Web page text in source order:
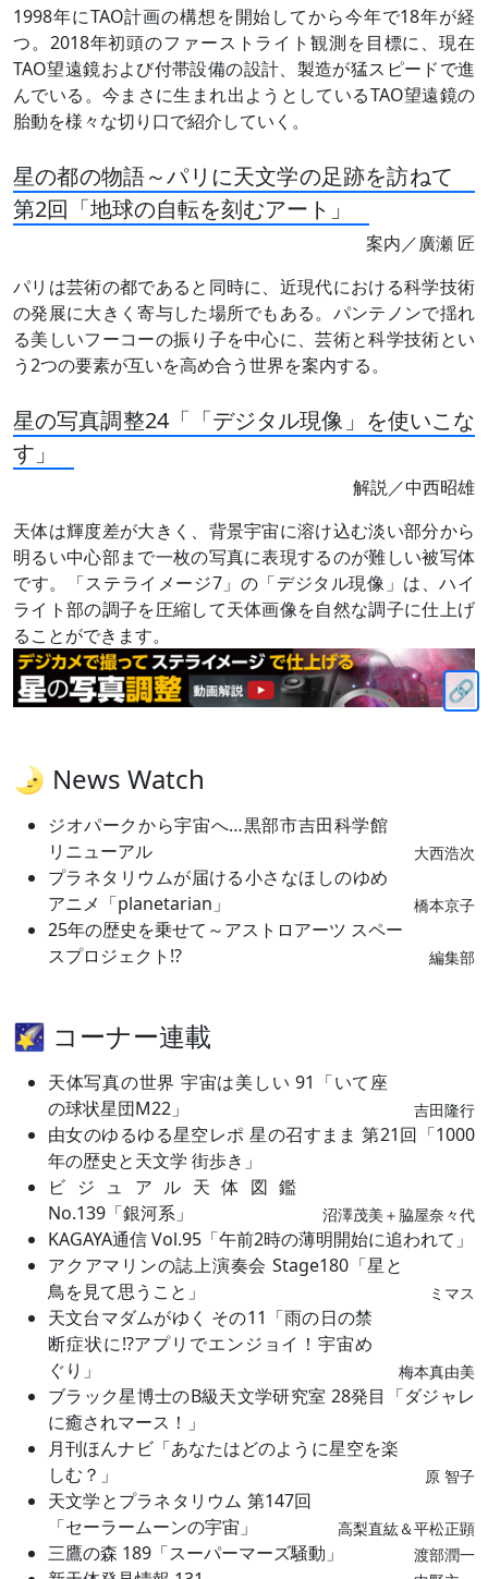
1998年にTAO計画の構想を開始してから今年で18年が経
つ。2018年初頭のファーストライト観測を目標に、現在
TAO望遠鏡および付帯設備の設計、製造が猛スピードで進
んでいる。今まさに生まれ出ようとしているTAO望遠鏡の
胎動を様々な切り口で紹介していく。
星の都の物語～パリに天文学の足跡を訪ねて
第2回「地球の自転を刻むアート」
案内／廣瀬 匠
パリは芸術の都であると同時に、近現代における科学技術
の発展に大きく寄与した場所でもある。パンテノンで揺れ
る美しいフーコーの振り子を中心に、芸術と科学技術とい
う2つの要素が互いを高め合う世界を案内する。
星の写真調整24「「デジタル現像」を使いこな
す」
解説／中西昭雄
天体は輝度差が大きく、背景宇宙に溶け込む淡い部分から
明るい中心部まで一枚の写真に表現するのが難しい被写体
です。「ステライメージ7」の「デジタル現像」は、ハイ
ライト部の調子を圧縮して天体画像を自然な調子に仕上げ
ることができます。
🌛 News Watch
ジオパークから宇宙へ…黒部市吉田科学館
リニューアル
大西浩次
プラネタリウムが届ける小さなほしのゆめ
アニメ「planetarian」
橋本京子
25年の歴史を乗せて～アストロアーツ スペー
スプロジェクト⁉
編集部
🌠 コーナー連載
天体写真の世界 宇宙は美しい 91「いて座
の球状星団M22」
吉田隆行
由女のゆるゆる星空レポ 星の召すまま 第21回「1000
年の歴史と天文学 街歩き」
ビジュアル天体図鑑
No.139「銀河系」
沼澤茂美＋脇屋奈々代
KAGAYA通信 Vol.95「午前2時の薄明開始に追われて」
アクアマリンの誌上演奏会 Stage180「星と
鳥を見て思うこと」
ミマス
天文台マダムがゆく その11「雨の日の禁
断症状に⁉アプリでエンジョイ！宇宙め
ぐり」
梅本真由美
ブラック星博士のB級天文学研究室 28発目「ダジャレ
に癒されマース！」
月刊ほんナビ「あなたはどのように星空を楽
しむ？」
原 智子
天文学とプラネタリウム 第147回
「セーラームーンの宇宙」
高梨直紘＆平松正顕
三鷹の森 189「スーパーマーズ騒動」 渡部潤一